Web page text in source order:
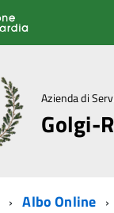
Azienda di
Golgi-
Albo Online